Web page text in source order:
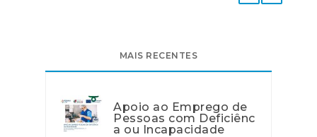
MAIS RECENTES
Apoio ao Emprego de
Pessoas com Deficiênc
a ou Incapacidade